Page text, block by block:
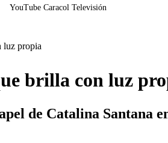
YouTube Caracol Televisión
luz propia
brilla con luz
de Catalina Santana